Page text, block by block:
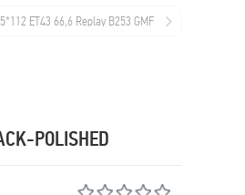
ET43 66,6 Replay B253 GMF
POLISHED